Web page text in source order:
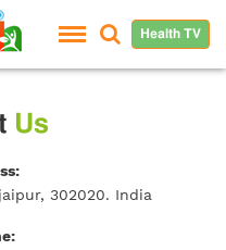
Health TV
Us
302020. India